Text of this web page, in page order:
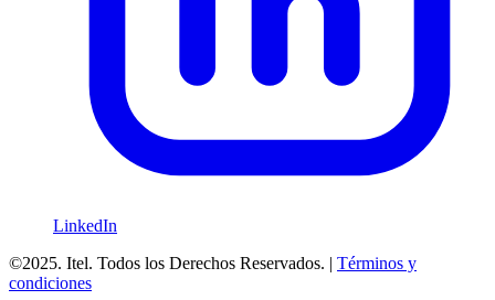
LinkedIn
©2025. Itel. Todos los Derechos Reservados. | Términos y
condiciones